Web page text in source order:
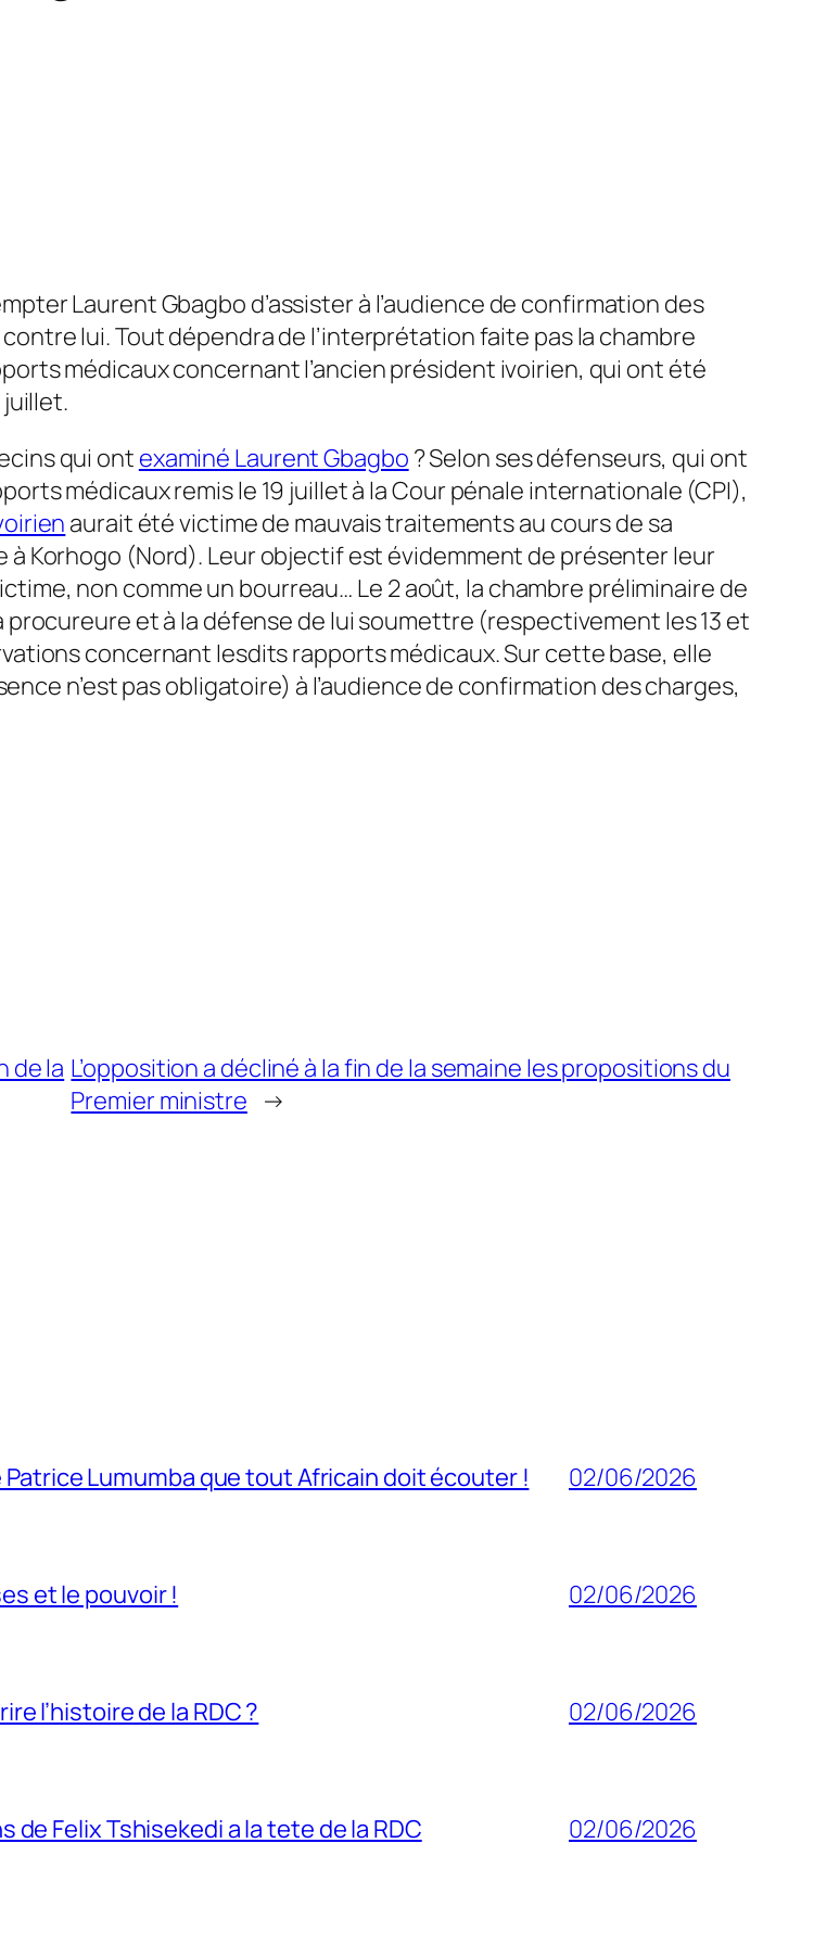
Laurent Gbagbo d’assister à l’audience de confirmation des
lui. Tout dépendra de l’interprétation faite pas la chambre
médicaux concernant l’ancien président ivoirien, qui ont été
juillet.
qui ont examiné Laurent Gbagbo ? Selon ses défenseurs, qui ont
médicaux remis le 19 juillet à la Cour pénale internationale (CPI),
aurait été victime de mauvais traitements au cours de sa
à Korhogo (Nord). Leur objectif est évidemment de présenter leur
non comme un bourreau… Le 2 août, la chambre préliminaire de
procureure et à la défense de lui soumettre (respectivement les 13 et
concernant lesdits rapports médicaux. Sur cette base, elle
n’est pas obligatoire) à l’audience de confirmation des charges,
de la L’opposition a décliné à la fin de la semaine les propositions du
Premier ministre →
Lumumba que tout Africain doit écouter ! 02/06/2026
et le pouvoir ! 02/06/2026
l’histoire de la RDC ? 02/06/2026
de Felix Tshisekedi a la tete de la RDC 02/06/2026